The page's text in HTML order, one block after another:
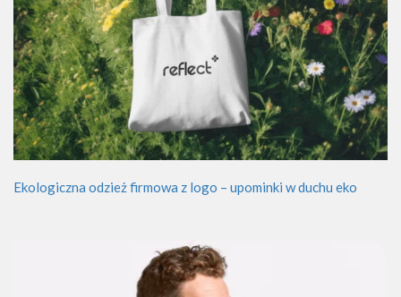
Ekologiczna odzież firmowa z logo – upominki w duchu eko